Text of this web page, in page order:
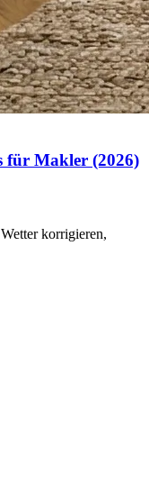
für Makler (2026)
korrigieren,